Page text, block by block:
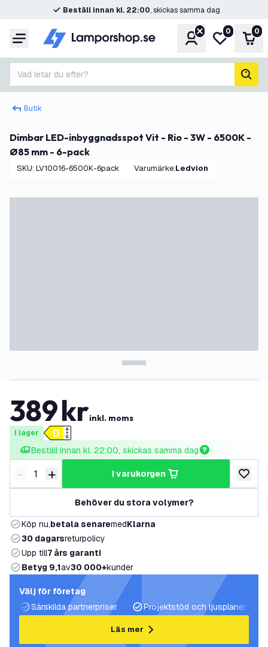
Beställ innan kl. 22:00, skickas samma dag
Meny KontoMin0 0
Vad letar du efter?
sök
Butik
Dimbar LED-inbyggnadsspot Vit - Rio - 3W - 6500K -
Ø85 mm - 6-pack
SKU: LV10016-6500K-6pack Varumärke: Ledvion
389krinkl. moms
I lager
Beställ innan kl. 22:00, skickas samma dag
Minska antal
- Öka antal
+ i varukorgen
lägg
Behöver du stora volymer?
Köp nu,betala senaremedKlarna
30 dagarsreturpolicy
Upp till7 års garanti
Betyg 9,1av30 000+kunder
Välj för företag
Särskilda partnerpriser
Projektstöd och ljusplaner
Läs mer